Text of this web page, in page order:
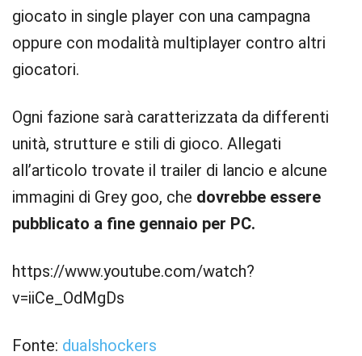
giocato in single player con una campagna
oppure con modalità multiplayer contro altri
giocatori.
Ogni fazione sarà caratterizzata da differenti
unità, strutture e stili di gioco. Allegati
all’articolo trovate il trailer di lancio e alcune
immagini di Grey goo, che dovrebbe essere
pubblicato a fine gennaio per PC.
https://www.youtube.com/watch?
v=iiCe_OdMgDs
Fonte: dualshockers